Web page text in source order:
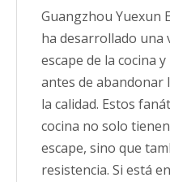
Guangzhou Yuexun
ha desarrollado una
escape de la cocina
antes de
la calidad. Estos
cocina no solo
escape, sino que
resistencia. Si está